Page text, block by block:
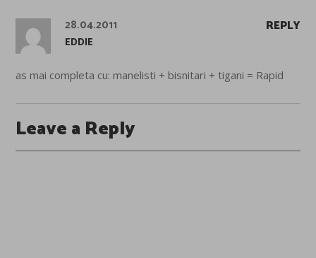
REPLY
28.04.2011
EDDIE
as mai completa cu: manelisti + bisnitari + tigani = Rapid
Leave a Reply